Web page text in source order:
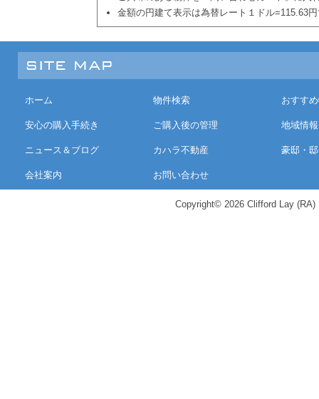
金額の円建て表示は為替レート１ドル=115.63
ホーム 物件検索 おすす
安心の購入手続き ご購入後の管理 地域情報
ニュース＆ブログ カハラ不動産 豪邸・
会社案内 お問い合わせ
Copyright© 2026 Clifford Lay